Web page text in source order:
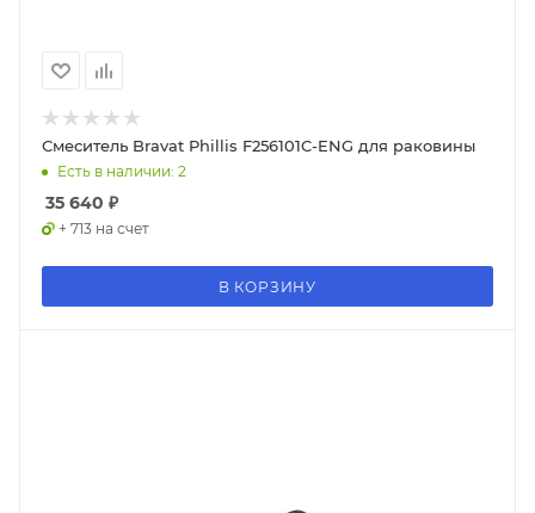
Смеситель Bravat Phillis F256101C-ENG для раковины
Есть в наличии: 2
35 640 ₽
+ 713 на счет
В КОРЗИНУ